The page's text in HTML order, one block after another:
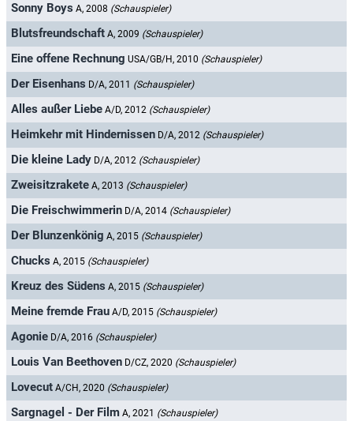
Sonny Boys A, 2008 (Schauspieler)
Blutsfreundschaft A, 2009 (Schauspieler)
Eine offene Rechnung USA/GB/H, 2010 (Schauspieler)
Der Eisenhans D/A, 2011 (Schauspieler)
Alles außer Liebe A/D, 2012 (Schauspieler)
Heimkehr mit Hindernissen D/A, 2012 (Schauspieler)
Die kleine Lady D/A, 2012 (Schauspieler)
Zweisitzrakete A, 2013 (Schauspieler)
Die Freischwimmerin D/A, 2014 (Schauspieler)
Der Blunzenkönig A, 2015 (Schauspieler)
Chucks A, 2015 (Schauspieler)
Kreuz des Südens A, 2015 (Schauspieler)
Meine fremde Frau A/D, 2015 (Schauspieler)
Agonie D/A, 2016 (Schauspieler)
Louis Van Beethoven D/CZ, 2020 (Schauspieler)
Lovecut A/CH, 2020 (Schauspieler)
Sargnagel - Der Film A, 2021 (Schauspieler)